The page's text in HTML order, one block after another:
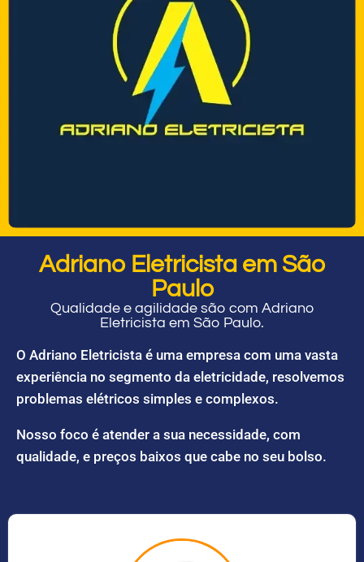
Adriano Eletricista em São
Paulo
Qualidade e agilidade são com Adriano
Eletricista em São Paulo.
O Adriano Eletricista é uma empresa com uma vasta
experiência no segmento da eletricidade, resolvemos
problemas elétricos simples e complexos.
Nosso foco é atender a sua necessidade, com
qualidade, e preços baixos que cabe no seu bolso.